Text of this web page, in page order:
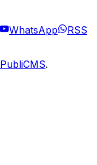
WhatsApp RSS
PubliCMS.